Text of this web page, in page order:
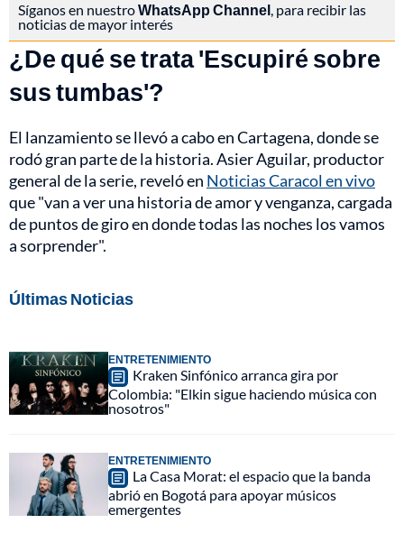
Síganos en nuestroWhatsApp Channel, para recibir las
noticias de mayor interés
¿De qué se trata 'Escupiré sobre
sus tumbas'?
El lanzamiento se llevó a cabo en Cartagena, donde se
rodó gran parte de la historia. Asier Aguilar, productor
general de la serie, reveló en Noticias Caracol en vivo
que "van a ver una historia de amor y venganza, cargada
de puntos de giro en donde todas las noches los vamos
a sorprender".
Últimas Noticias
ENTRETENIMIENTO
Kraken Sinfónico arranca gira por
Colombia: "Elkin sigue haciendo música con
nosotros"
ENTRETENIMIENTO
La Casa Morat: el espacio que la banda
abrió en Bogotá para apoyar músicos
emergentes